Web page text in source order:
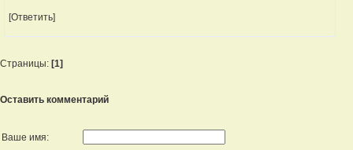
[Ответить]
Страницы: [1]
Оставить комментарий
Ваше имя: